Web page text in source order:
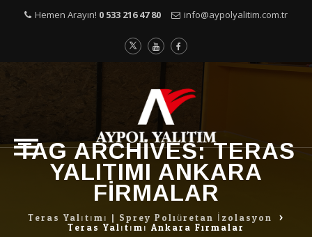
Hemen Arayın! 0 533 216 47 80 info@aypolyalitim.com.tr
SkipTAG ARCHIVES:TERAS
YALITIMI ANKARA
FIRMALAR
Teras Yalıtımı | Sprey Poliüretan İzolasyon >
Teras Yalıtımı Ankara Firmalar